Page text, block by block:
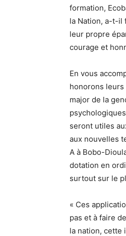
formation,
la Nation, a-t-il
leur propre
courage et
En vous
honorons leurs
major de la
seront utiles
aux nouvelles
A à Bobo-
dotation en
surtout sur le
« Ces
pas et à faire
la nation, cette